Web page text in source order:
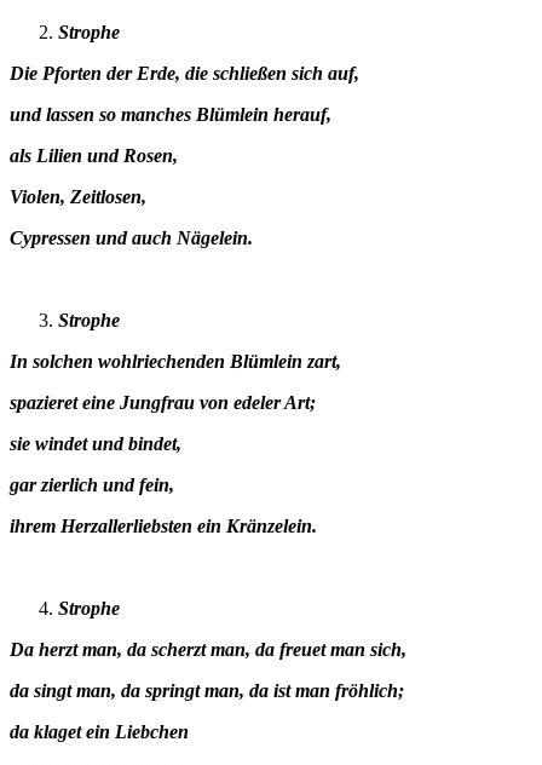
Strophe
Die Pforten der Erde, die schließen sich auf,
und lassen so manches Blümlein herauf,
als Lilien und Rosen,
Violen, Zeitlosen,
Cypressen und auch Nägelein.
Strophe
In solchen wohlriechenden Blümlein zart,
spazieret eine Jungfrau von edeler Art;
sie windet und bindet,
gar zierlich und fein,
ihrem Herzallerliebsten ein Kränzelein.
Strophe
Da herzt man, da scherzt man, da freuet man sich,
da singt man, da springt man, da ist man fröhlich;
da klaget ein Liebchen